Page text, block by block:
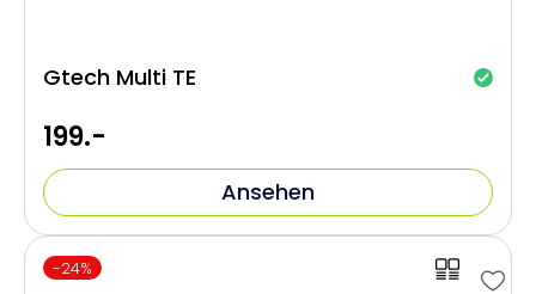
199.-
Gtech Multi TE
Ansehen
-24%